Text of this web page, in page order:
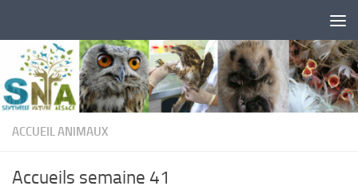
ACCUEIL ANIMAUX
Accueils semaine 41